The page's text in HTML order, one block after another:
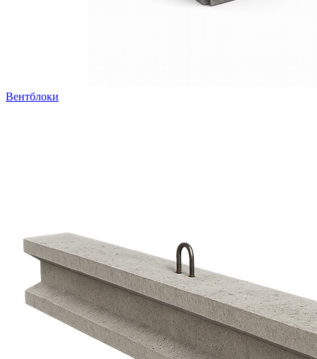
Вентблоки